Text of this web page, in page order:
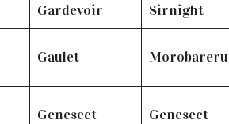
Gardevoir Sirnight
Gaulet Morobareru
Genesect Genesect